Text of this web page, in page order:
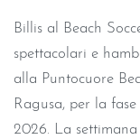
Billis al Beach
spettacolari e
alla Puntocuore
Ragusa, per la
2026. La